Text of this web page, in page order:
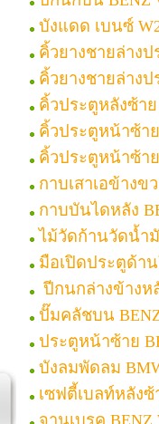
บังแดด เบนซ์
คิ้วยางชายล่างป
คิ้วยางชายล่างป
คิ้วประตูหลังซ้าย
คิ้วประตูหน้าซ้าย
คิ้วประตูหน้าซ้าย
กาบเสาเอข้างข
กาบบันไดหลัง
ไม้วัดก้านวัดน้ำมั
มือเปิดประตูด้าน
ปีกนกล่างข้างห
ปั๊มคลัชบน
ประตูหน้าซ้าย
บังลมพัดลม
เซฟตี้เบลท์หลังซ้
จานเบรค BENZ